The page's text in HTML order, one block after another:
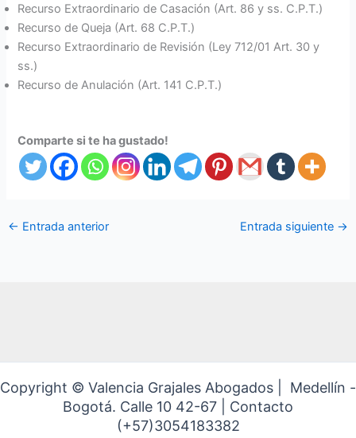
Recurso Extraordinario de Casación (Art. 86 y ss. C.P.T.)
Recurso de Queja (Art. 68 C.P.T.)
Recurso Extraordinario de Revisión (Ley 712/01 Art. 30 y
ss.)
Recurso de Anulación (Art. 141 C.P.T.)
Comparte si te ha gustado!
← Entrada anterior Entrada siguiente →
Copyright © Valencia Grajales Abogados | Medellín -
Bogotá. Calle 10 42-67 | Contacto
(+57)3054183382